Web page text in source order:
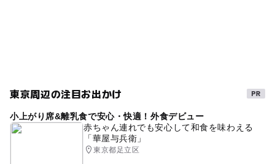
東京周辺の注目お出かけ
小上がり席&離乳食で安心・快適！外食デビュー
赤ちゃん連れでも安心して和食を味わえる
「華屋与兵衛」
東京都足立区